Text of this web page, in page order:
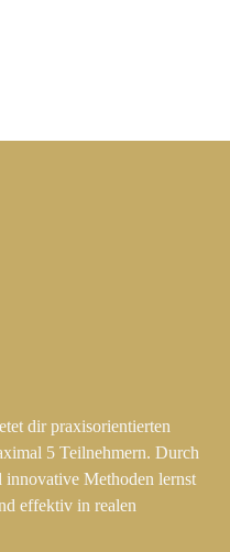
dir praxisorientierten
5 Teilnehmern. Durch
Methoden lernst
effektiv in realen